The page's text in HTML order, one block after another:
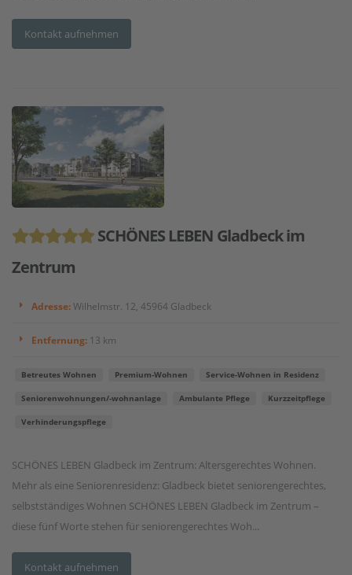
Kontakt aufnehmen
SCHÖNES LEBEN Gladbeck im
Zentrum
Adresse:Wilhelmstr. 12, 45964 Gladbeck
Entfernung: 13 km
Betreutes Wohnen Premium-Wohnen Service-Wohnen in Residenz
Seniorenwohnungen/-wohnanlage Ambulante Pflege Kurzzeitpflege
Verhinderungspflege
SCHÖNES LEBEN Gladbeck im Zentrum: Altersgerechtes Wohnen.
Mehr als eine Seniorenresidenz: Gladbeck bietet seniorengerechtes,
selbstständiges Wohnen SCHÖNES LEBEN Gladbeck im Zentrum –
diese fünf Worte stehen für seniorengerechtes Woh...
Kontakt aufnehmen